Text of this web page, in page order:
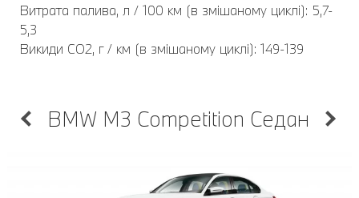
Витрата палива, л / 100 км (в змішаному циклі): 5,7-
5,3
Викиди CO2, г / км (в змішаному циклі): 149-139
BMW M3 Competition Седан